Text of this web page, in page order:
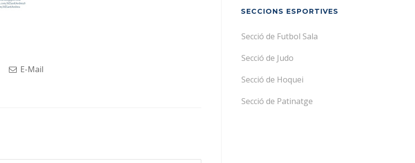
E-Mail
SECCIONS ESPORTIVES
Secció de Futbol Sala
Secció de Judo
Secció de Hoquei
Secció de Patinatge